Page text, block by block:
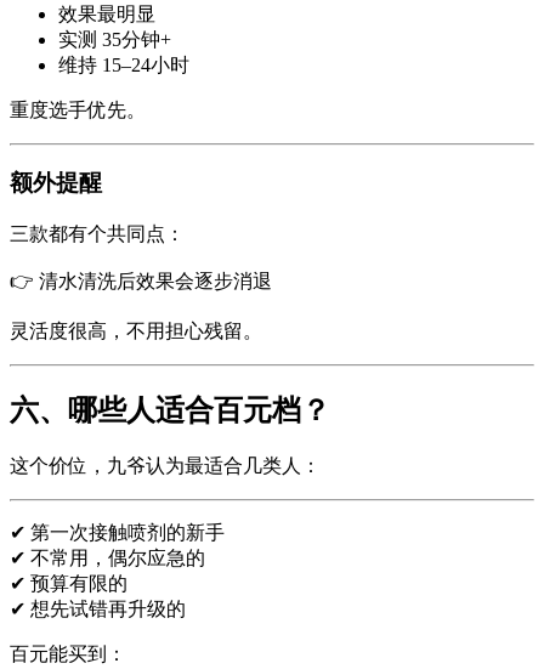
效果最明显
实测 35分钟+
维持 15–24小时
重度选手优先。
额外提醒
三款都有个共同点：
👉 清水清洗后效果会逐步消退
灵活度很高，不用担心残留。
六、哪些人适合百元档？
这个价位，九爷认为最适合几类人：
✔ 第一次接触喷剂的新手
✔ 不常用，偶尔应急的
✔ 预算有限的
✔ 想先试错再升级的
百元能买到：